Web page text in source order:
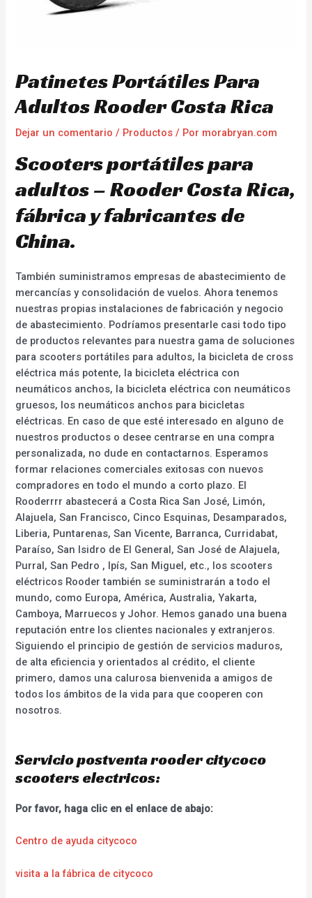
Patinetes Portátiles Para
Adultos Rooder Costa Rica
Dejar un comentario / Productos / Por morabryan.com
Scooters portátiles para
adultos – Rooder Costa Rica,
fábrica y fabricantes de
China.
También suministramos empresas de abastecimiento de
mercancías y consolidación de vuelos. Ahora tenemos
nuestras propias instalaciones de fabricación y negocio
de abastecimiento. Podríamos presentarle casi todo tipo
de productos relevantes para nuestra gama de soluciones
para scooters portátiles para adultos, la bicicleta de cross
eléctrica más potente, la bicicleta eléctrica con
neumáticos anchos, la bicicleta eléctrica con neumáticos
gruesos, los neumáticos anchos para bicicletas
eléctricas. En caso de que esté interesado en alguno de
nuestros productos o desee centrarse en una compra
personalizada, no dude en contactarnos. Esperamos
formar relaciones comerciales exitosas con nuevos
compradores en todo el mundo a corto plazo. El
Rooderrrr abastecerá a Costa Rica San José, Limón,
Alajuela, San Francisco, Cinco Esquinas, Desamparados,
Liberia, Puntarenas, San Vicente, Barranca, Curridabat,
Paraíso, San Isidro de El General, San José de Alajuela,
Purral, San Pedro , Ipís, San Miguel, etc., los scooters
eléctricos Rooder también se suministrarán a todo el
mundo, como Europa, América, Australia, Yakarta,
Camboya, Marruecos y Johor. Hemos ganado una buena
reputación entre los clientes nacionales y extranjeros.
Siguiendo el principio de gestión de servicios maduros,
de alta eficiencia y orientados al crédito, el cliente
primero, damos una calurosa bienvenida a amigos de
todos los ámbitos de la vida para que cooperen con
nosotros.
Servicio postventa rooder citycoco
scooters electricos:
Por favor, haga clic en el enlace de abajo:
Centro de ayuda citycoco
visita a la fábrica de citycoco